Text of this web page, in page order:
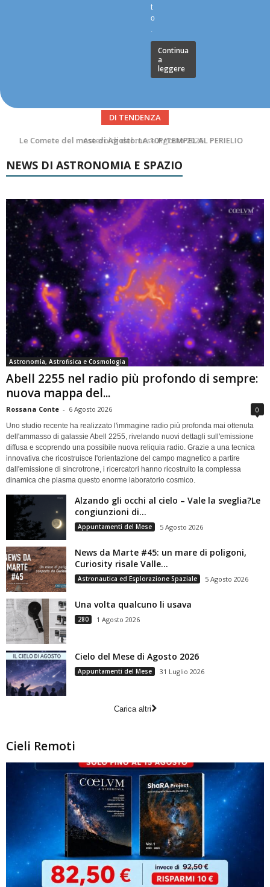
t
o
.
Continua
a
leggere
DI TENDENZA
Asteroidi del mese Agosto 2026
NEWS DI ASTRONOMIA E SPAZIO
Astronomia, Astrofisica e Cosmologia
Abell 2255 nel radio più profondo di sempre:
nuova mappa del...
Rossana Conte - 6 Agosto 2026 0
Uno studio recente ha realizzato l'immagine radio più profonda mai ottenuta
dell'ammasso di galassie Abell 2255, rivelando nuovi dettagli sull'emissione
diffusa e scoprendo una possibile nuova reliquia radio. Grazie a una tecnica
innovativa che ricostruisce l'orientazione del campo magnetico a partire
dall'emissione di sincrotrone, i ricercatori hanno ricostruito la complessa
dinamica che plasma questo enorme laboratorio cosmico.
Alzando gli occhi al cielo – Vale la sveglia?Le
congiunzioni di...
Appuntamenti del Mese 5 Agosto 2026
News da Marte #45: un mare di poligoni,
Curiosity risale Valle...
Astronautica ed Esplorazione Spaziale 5 Agosto 2026
Una volta qualcuno li usava
280 1 Agosto 2026
Cielo del Mese di Agosto 2026
Appuntamenti del Mese 31 Luglio 2026
Carica altri
Cieli Remoti